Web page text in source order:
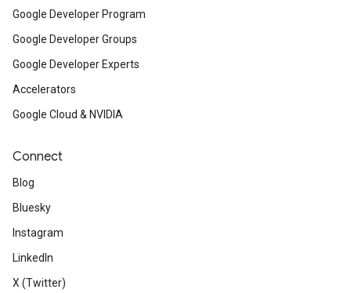
Google Developer Program
Google Developer Groups
Google Developer Experts
Accelerators
Google Cloud & NVIDIA
Connect
Blog
Bluesky
Instagram
LinkedIn
X (Twitter)